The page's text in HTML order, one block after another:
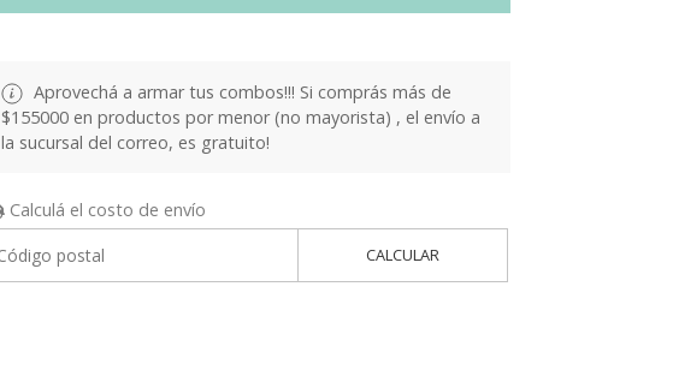
Aprovechá a armar tus combos!!! Si comprás más de
$155000 en productos por menor (no mayorista) , el envío a
la sucursal del correo, es gratuito!
Calculá el costo de envío
CALCULAR